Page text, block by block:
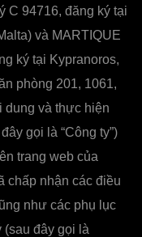
C 94716, đăng ký tại
và MARTIQUE
ký tại Kypranoros,
phòng 201, 1061,
dung và thực hiện
gọi là “Công ty”)
trang web của
chấp nhận các điều
như các phụ lục
(sau đây gọi là